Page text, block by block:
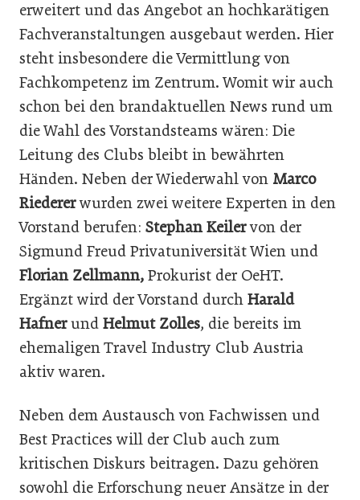
erweitert und das Angebot an hochkarätigen
Fachveranstaltungen ausgebaut werden. Hier
steht insbesondere die Vermittlung von
Fachkompetenz im Zentrum. Womit wir auch
schon bei den brandaktuellen News rund um
die Wahl des Vorstandsteams wären: Die
Leitung des Clubs bleibt in bewährten
Händen. Neben der Wiederwahl von Marco
Riedererwurden zwei weitere Experten in den
Vorstand berufen: Stephan Keilervon der
Sigmund Freud Privatuniversität Wien und
Florian Zellmann, Prokurist der OeHT.
Ergänzt wird der Vorstand durch Harald
Hafnerund Helmut Zolles, die bereits im
ehemaligen Travel Industry Club Austria
aktiv waren.
Neben dem Austausch von Fachwissen und
Best Practices will der Club auch zum
kritischen Diskurs beitragen. Dazu gehören
sowohl die Erforschung neuer Ansätze in der